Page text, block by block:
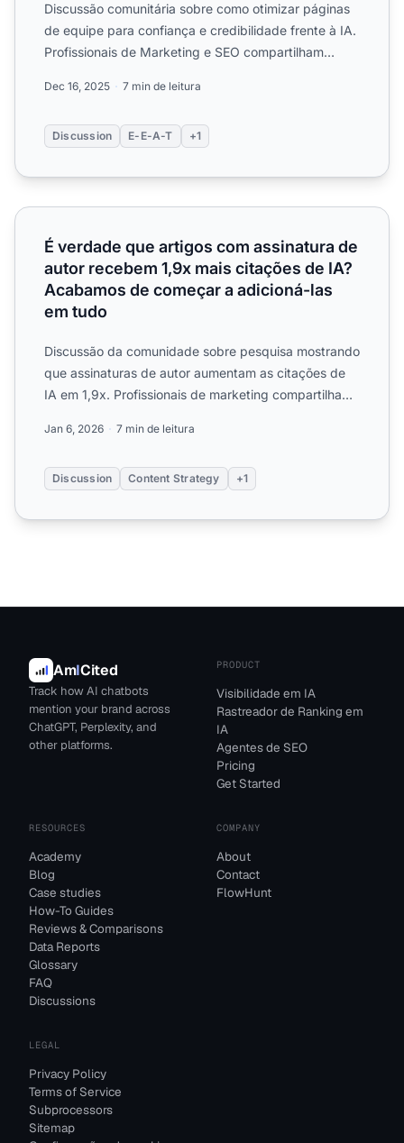
Discussão comunitária sobre como otimizar páginas
de equipe para confiança e credibilidade frente à IA.
Profissionais de Marketing e SEO compartilham
Dec 16, 2025 7 min de leitura
Discussion E-E-A-T +1
É verdade que artigos com assinatura de autor recebem
É verdade que artigos com assinatura de
autor recebem 1,9x mais citações de IA?
Acabamos de começar a adicioná-las
em tudo
Discussão da comunidade sobre pesquisa mostrando
que assinaturas de autor aumentam as citações de
IA em 1,9x. Profissionais de marketing compartilham
Jan 6, 2026 7 min de leitura
Discussion Content Strategy +1
AmICited
Track how AI chatbots
mention your brand across
ChatGPT, Perplexity, and
other platforms.
PRODUCT
Visibilidade em IA
Rastreador de Ranking em
IA
Agentes de SEO
Pricing
Get Started
RESOURCES
Academy
Blog
Case studies
How-To Guides
Reviews & Comparisons
Data Reports
Glossary
FAQ
Discussions
COMPANY
About
Contact
FlowHunt
LEGAL
Privacy Policy
Terms of Service
Subprocessors
Sitemap